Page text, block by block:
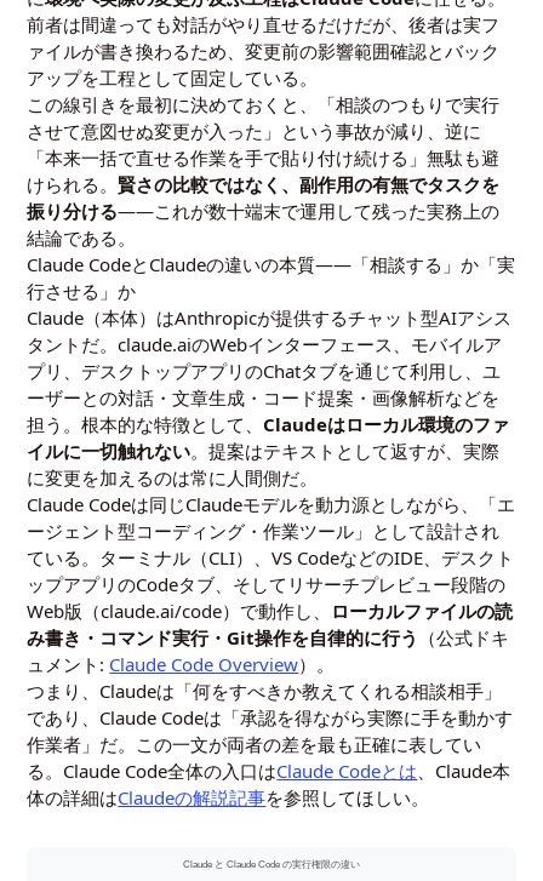
前者は間違っても対話がやり直せるだけだが、後者は実フ
ァイルが書き換わるため、変更前の影響範囲確認とバック
アップを工程として固定している。
この線引きを最初に決めておくと、「相談のつもりで実行
させて意図せぬ変更が入った」という事故が減り、逆に
「本来一括で直せる作業を手で貼り付け続ける」無駄も避
けられる。 賢さの比較ではなく、副作用の有無でタスクを
振り分ける——これが数十端末で運用して残った実務上の
結論である。
Claude CodeとClaudeの違いの本質——「相談する」か「実
行させる」か
Claude（本体）はAnthropicが提供するチャット型AIアシス
タントだ。claude.aiのWebインターフェース、モバイルア
プリ、デスクトップアプリのChatタブを通じて利用し、ユ
ーザーとの対話・文章生成・コード提案・画像解析などを
担う。根本的な特徴として、 Claudeはローカル環境のファ
イルに一切触れない。提案はテキストとして返すが、実際
に変更を加えるのは常に人間側だ。
Claude Codeは同じClaudeモデルを動力源としながら、「エ
ージェント型コーディング・作業ツール」として設計され
ている。ターミナル（CLI）、VS CodeなどのIDE、デスクト
ップアプリのCodeタブ、そしてリサーチプレビュー段階の
Web版（claude.ai/code）で動作し、 ローカルファイルの読
み書き・コマンド実行・Git操作を自律的に行う （公式ドキ
ュメント: Claude Code Overview）。
つまり、Claudeは「何をすべきか教えてくれる相談相手」
であり、Claude Codeは「承認を得ながら実際に手を動かす
作業者」だ。この一文が両者の差を最も正確に表してい
る。Claude Code全体の入口はClaude Codeとは 、Claude本
体の詳細はClaudeの解説記事を参照してほしい。
Claude と Claude Code の実行権限の違い